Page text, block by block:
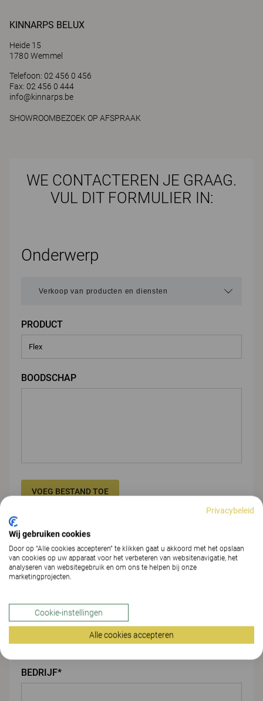
KINNARPS BELUX
Heide 15
1780 Wemmel
Telefoon: 02 456 0 456
Fax: 02 456 0 444
info@kinnarps.be
SHOWROOMBEZOEK OP AFSPRAAK
WE CONTACTEREN JE GRAAG.
VUL DIT FORMULIER IN:
Onderwerp
PRODUCT
BOODSCHAP
VOEG BESTAND TOE
Jouw gegevens
VOORNAAM*
ACHTERNAAM*
BEDRIJF*
Privacybeleid
Wij gebruiken cookies
Door op “Alle cookies accepteren” te klikken gaat u akkoord met het opslaan
van cookies op uw apparaat voor het verbeteren van websitenavigatie, het
analyseren van websitegebruik en om ons te helpen bij onze
marketingprojecten.
Cookie-instellingen
Alle cookies accepteren